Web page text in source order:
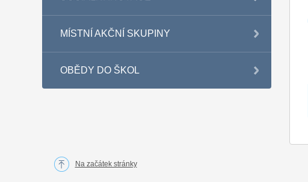
MÍSTNÍ AKČNÍ SKUPINY
OBĚDY DO ŠKOL
Na začátek stránky